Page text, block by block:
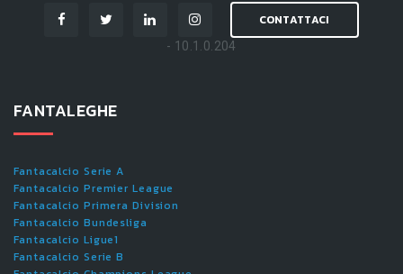
CONTATTACI
- 10.1.0.204
FANTALEGHE
Fantacalcio Serie A
Fantacalcio Premier League
Fantacalcio Primera Division
Fantacalcio Bundesliga
Fantacalcio Ligue1
Fantacalcio Serie B